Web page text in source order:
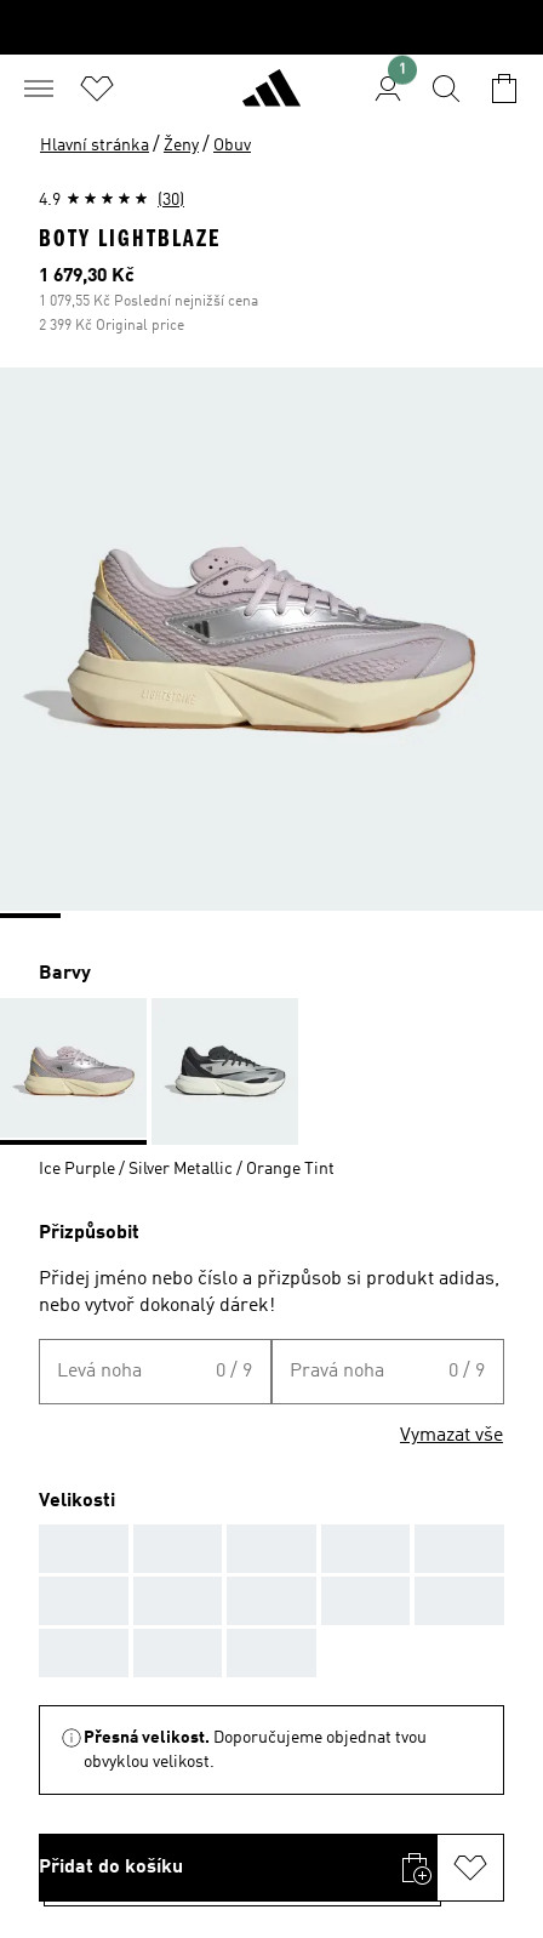
1
Hlavní stránka / Ženy / Obuv
4.9 (30)
BOTY LIGHTBLAZE
Aktuální cena
1 679,30 Kč
1 079,55 Kč Poslední nejnižší cena
2 399 Kč Original price
Barvy
Ice Purple / Silver Metallic / Orange Tint
Přizpůsobit
Přidej jméno nebo číslo a přizpůsob si produkt adidas,
nebo vytvoř dokonalý dárek!
Levá noha 0 / 9 Pravá noha 0 / 9
Vymazat vše
Velikosti
Přesná velikost. Doporučujeme objednat tvou
obvyklou velikost.
Přidat do košíku